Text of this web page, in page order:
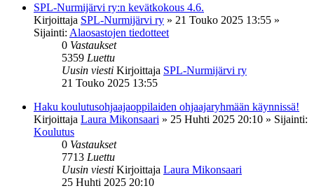
SPL-Nurmijärvi ry:n kevätkokous 4.6.
Kirjoittaja SPL-Nurmijärvi ry » 21 Touko 2025 13:55 »
Sijainti: Alaosastojen tiedotteet
0 Vastaukset
5359 Luettu
Uusin viesti Kirjoittaja SPL-Nurmijärvi ry
21 Touko 2025 13:55
Haku koulutusohjaajaoppilaiden ohjaajaryhmään käynnissä!
Kirjoittaja Laura Mikonsaari » 25 Huhti 2025 20:10 » Sijainti:
Koulutus
0 Vastaukset
7713 Luettu
Uusin viesti Kirjoittaja Laura Mikonsaari
25 Huhti 2025 20:10